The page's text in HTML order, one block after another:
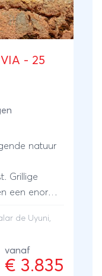
- 25
natuur
Grillige
een enorme
In de
terug te
de Uyuni,
vanaf
€ 3.835